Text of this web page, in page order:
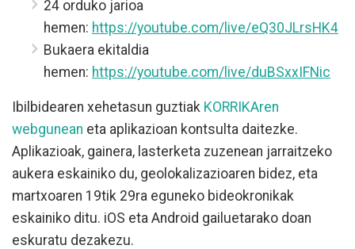
24 orduko jarioa
hemen: https://youtube.com/live/eQ30JLrsHK4
Bukaera ekitaldia
hemen: https://youtube.com/live/duBSxxIFNic
Ibilbidearen xehetasun guztiak KORRIKAren
webgunean eta aplikazioan kontsulta daitezke.
Aplikazioak, gainera, lasterketa zuzenean jarraitzeko
aukera eskainiko du, geolokalizazioaren bidez, eta
martxoaren 19tik 29ra eguneko bideokronikak
eskainiko ditu. iOS eta Android gailuetarako doan
eskuratu dezakezu.